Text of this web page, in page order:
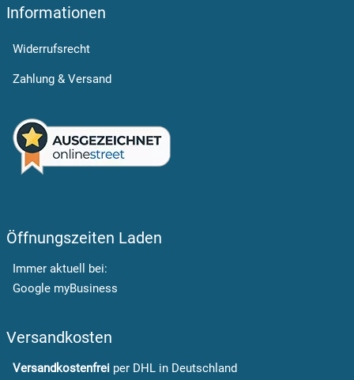
Informationen
Widerrufsrecht
Zahlung & Versand
Öffnungszeiten Laden
Immer aktuell bei:
Google myBusiness
Versandkosten
Versandkostenfrei per DHL in Deutschland